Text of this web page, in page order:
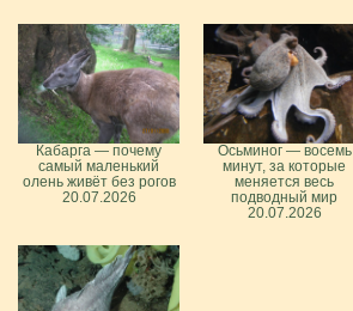
Кабарга — почему
самый маленький
олень живёт без рогов
20.07.2026
Осьминог — восемь
минут, за которые
меняется весь
подводный мир
20.07.2026